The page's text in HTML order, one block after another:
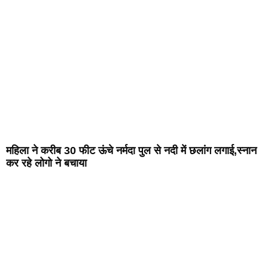
महिला ने करीब 30 फीट ऊंचे नर्मदा पुल से नदी में छलांग लगाई,स्नान
कर रहे लोगो ने बचाया